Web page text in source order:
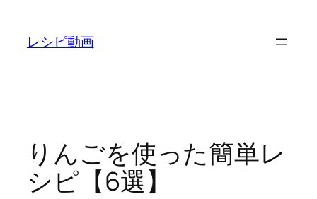
レシピ動画
りんごを使った簡単レ
シピ【6選】